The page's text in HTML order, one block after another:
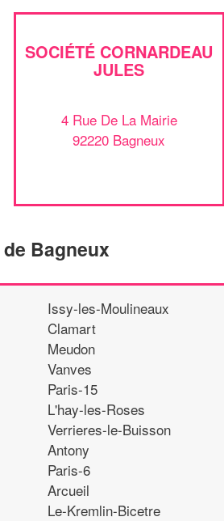
SOCIÉTÉ CORNARDEAU
JULES
4 Rue De La Mairie
92220 Bagneux
Bagneux
Issy-les-Moulineaux
Clamart
Meudon
Vanves
Paris-15
L'hay-les-Roses
Verrieres-le-Buisson
Antony
Paris-6
Arcueil
Le-Kremlin-Bicetre